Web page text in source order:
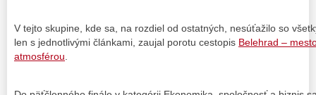
V tejto skupine, kde sa, na rozdiel od ostatných, nesúťažilo so
len s jednotlivými článkami, zaujal porotu cestopis Belehrad –
atmosférou